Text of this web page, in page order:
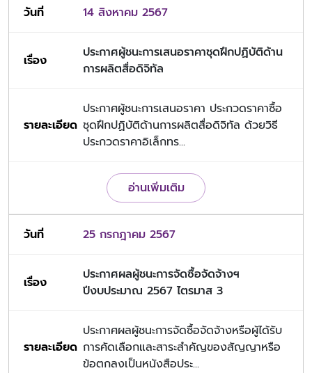
14 สิงหาคม 2567
ประกาศผู้ชนะการเสนอราคาชุดฝึกปฏิบัติด้าน
การผลิตสื่อดิจิทัล
ประกาศผู้ชนะการเสนอราคา ประกวดราคาซื้อ
ชุดฝึกปฏิบัติด้านการผลิตสื่อดิจิทัล ด้วยวิธี
ประกวดราคาอิเล็กทร...
อ่านเพิ่มเติม
25 กรกฎาคม 2567
ประกาศผลผู้ชนะการจัดซื้อจัดจ้างฯ
ปีงบประมาณ 2567 ไตรมาส 3
ประกาศผลผู้ชนะการจัดซื้อจัดจ้างหรือผู้ได้รับ
การคัดเลือกและสาระสำคัญของสัญญาหรือ
ข้อตกลงเป็นหนังสือประ...